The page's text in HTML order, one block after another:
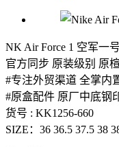
NK Air Force 1 空军一
官方同步 原装级别 原
#专注外贸渠道 全掌内
#原盒配件 原厂中底钢
货号 : KK1256-660
SIZE：36 36.5 37.5 38